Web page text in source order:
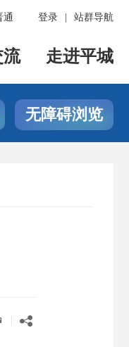
登录 站群导航
通
流 走进平城
无障碍浏览
